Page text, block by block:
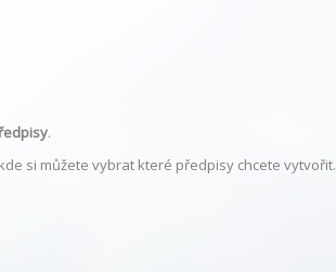
.
si můžete vybrat které předpisy chcete vytvořit.